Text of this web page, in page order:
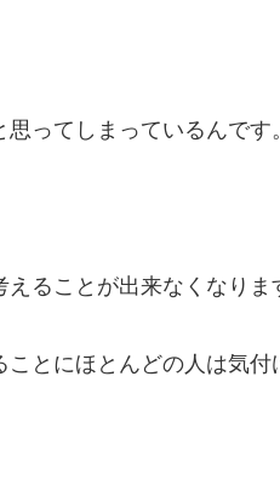
ってしまっているんです。
ることが出来なくなりま
とにほとんどの人は気付